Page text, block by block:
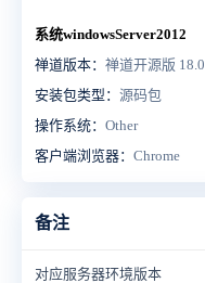
系统windowsServer2012
禅道版本： 禅道开源版 18.0
安装包类型： 源码包
操作系统： Other
客户端浏览器： Chrome
备注
对应服务器环境版本